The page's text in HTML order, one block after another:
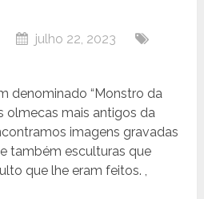
julho 22, 2023
denominado “Monstro da
olmecas mais antigos da
imagens gravadas
também esculturas que
que lhe eram feitos. ,